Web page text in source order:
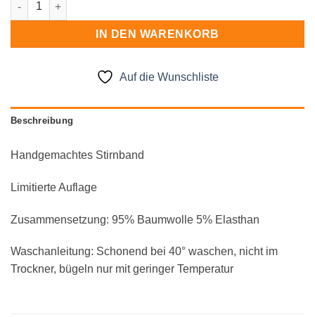
IN DEN WARENKORB
Auf die Wunschliste
Beschreibung
Handgemachtes Stirnband
Limitierte Auflage
Zusammensetzung: 95% Baumwolle 5% Elasthan
Waschanleitung: Schonend bei 40° waschen, nicht im
Trockner, bügeln nur mit geringer Temperatur